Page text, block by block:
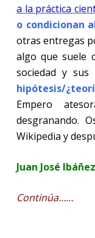
a la práctica
o condicionan
otras entregas
algo que suele
sociedad y sus
hipótesis/
Empero
desgranando.
Wikipedia y
Juan José Ibáñez
Continúa……